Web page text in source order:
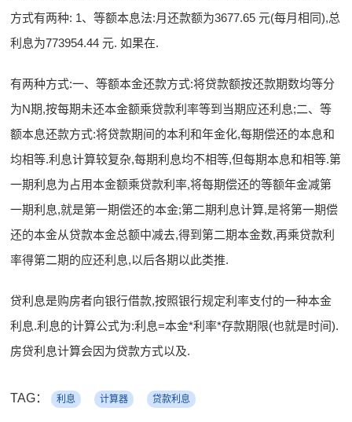
方式有两种: 1、等额本息法:月还款额为3677.65 元(每月相同),总
利息为773954.44 元. 如果在.
有两种方式:一、等额本金还款方式:将贷款额按还款期数均等分
为N期,按每期未还本金额乘贷款利率等到当期应还利息;二、等
额本息还款方式:将贷款期间的本利和年金化,每期偿还的本息和
均相等.利息计算较复杂,每期利息均不相等,但每期本息和相等.第
一期利息为占用本金额乘贷款利率,将每期偿还的等额年金减第
一期利息,就是第一期偿还的本金;第二期利息计算,是将第一期偿
还的本金从贷款本金总额中减去,得到第二期本金数,再乘贷款利
率得第二期的应还利息,以后各期以此类推.
贷利息是购房者向银行借款,按照银行规定利率支付的一种本金
利息.利息的计算公式为:利息=本金*利率*存款期限(也就是时间).
房贷利息计算会因为贷款方式以及.
TAG： 利息 计算器 贷款利息